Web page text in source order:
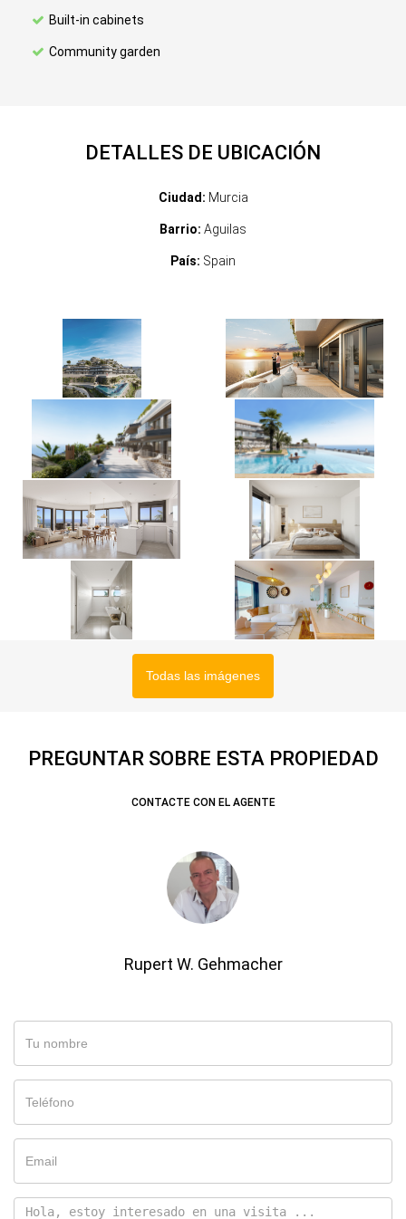
Built-in cabinets
Community garden
DETALLES DE UBICACIÓN
Ciudad: Murcia
Barrio: Aguilas
País: Spain
Todas las imágenes
PREGUNTAR SOBRE ESTA PROPIEDAD
CONTACTE CON EL AGENTE
Rupert W. Gehmacher